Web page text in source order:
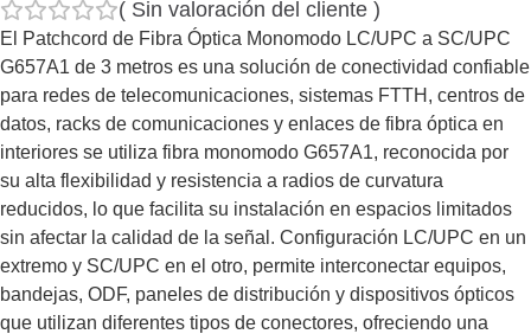
( Sin valoración del cliente )
El Patchcord de Fibra Óptica Monomodo LC/UPC a SC/UPC
G657A1 de 3 metros es una solución de conectividad confiable
para redes de telecomunicaciones, sistemas FTTH, centros de
datos, racks de comunicaciones y enlaces de fibra óptica en
interiores se utiliza fibra monomodo G657A1, reconocida por
su alta flexibilidad y resistencia a radios de curvatura
reducidos, lo que facilita su instalación en espacios limitados
sin afectar la calidad de la señal. Configuración LC/UPC en un
extremo y SC/UPC en el otro, permite interconectar equipos,
bandejas, ODF, paneles de distribución y dispositivos ópticos
que utilizan diferentes tipos de conectores, ofreciendo una